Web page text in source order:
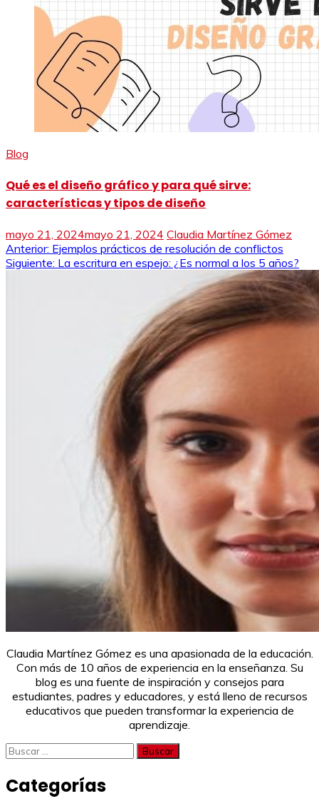
Blog
Qué es el diseño gráfico y para qué sirve:
características y tipos de diseño
mayo 21, 2024mayo 21, 2024 Claudia Martínez Gómez
Navegación
de
Anterior: Ejemplos prácticos de resolución de conflictos
Siguiente: La escritura en espejo: ¿Es normal a los 5 años?
Claudia Martínez Gómez es una apasionada de la educación.
Con más de 10 años de experiencia en la enseñanza. Su
blog es una fuente de inspiración y consejos para
estudiantes, padres y educadores, y está lleno de recursos
educativos que pueden transformar la experiencia de
aprendizaje.
Buscar:
Categorías